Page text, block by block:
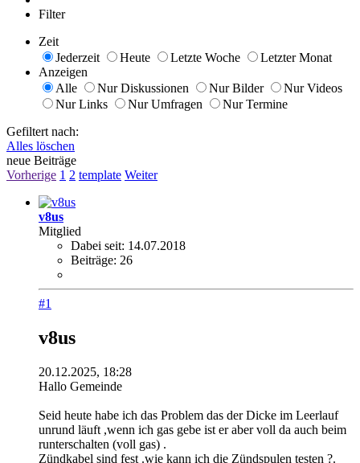
Filter
Zeit
Jederzeit
Heute Letzte Woche
Letzter Monat
Anzeigen
Alle
Nur Diskussionen Nur Bilder
Nur Videos
Nur Links
Nur Umfragen
Nur Termine
Gefiltert nach:
Alles löschen
neue Beiträge
Vorherige 1 2 template Weiter
v8us
Mitglied
Dabei seit: 14.07.2018
Beiträge: 26
#1
v8us
20.12.2025, 18:28
Hallo Gemeinde
Seid heute habe ich das Problem das der Dicke im Leerlauf
unrund läuft ,wenn ich gas gebe ist er aber voll da auch beim
runterschalten (voll gas) .
Zündkabel sind fest .wie kann ich die Zündspulen testen ?.